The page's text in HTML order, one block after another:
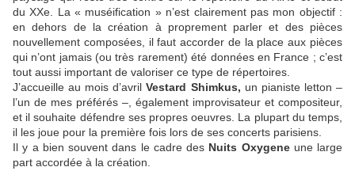
du XXe. La « muséification » n’est clairement pas mon objectif :
en dehors de la création à proprement parler et des pièces
nouvellement composées, il faut accorder de la place aux pièces
qui n’ont jamais (ou très rarement) été données en France ; c’est
tout aussi important de valoriser ce type de répertoires.
J’accueille au mois d’avrilVestard Shimkus, un pianiste letton –
l’un de mes préférés –, également improvisateur et compositeur,
et il souhaite défendre ses propres oeuvres. La plupart du temps,
il les joue pour la première fois lors de ses concerts parisiens.
Il y a bien souvent dans le cadre des Nuits Oxygeneune large
part accordée à la création.